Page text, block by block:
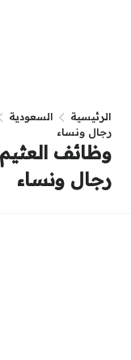
الرئيسية السعودية
رجال ونساء
وظائف
رجال ونساء